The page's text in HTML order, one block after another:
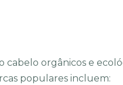
orgânicos e
populares incluem: